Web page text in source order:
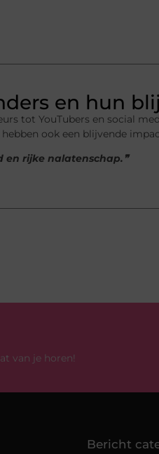
en hun
tot YouTubers en social
ook een blijvende
en rijke nalatenschap.❞
van je horen!
Bericht